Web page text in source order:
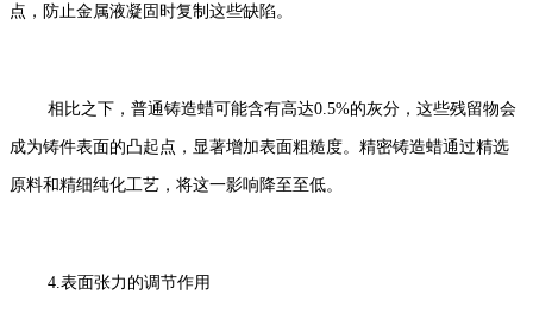
点，防止金属液凝固时复制这些缺陷。
相比之下，普通铸造蜡可能含有高达0.5%的灰分，这些残留物会
成为铸件表面的凸起点，显著增加表面粗糙度。精密铸造蜡通过精选
原料和精细纯化工艺，将这一影响降至至低。
4.表面张力的调节作用